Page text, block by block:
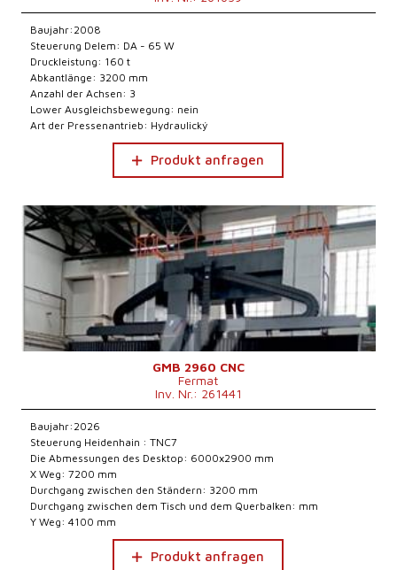
Baujahr:2008
Steuerung Delem: DA - 65 W
Druckleistung: 160 t
Abkantlänge: 3200 mm
Anzahl der Achsen: 3
Lower Ausgleichsbewegung: nein
Art der Pressenantrieb: Hydraulický
Produkt anfragen
GMB 2960 CNC
Fermat
Inv. Nr.: 261441
Baujahr:2026
Steuerung Heidenhain : TNC7
Die Abmessungen des Desktop: 6000x2900 mm
X Weg: 7200 mm
Durchgang zwischen den Ständern: 3200 mm
Durchgang zwischen dem Tisch und dem Querbalken: mm
Y Weg: 4100 mm
Produkt anfragen